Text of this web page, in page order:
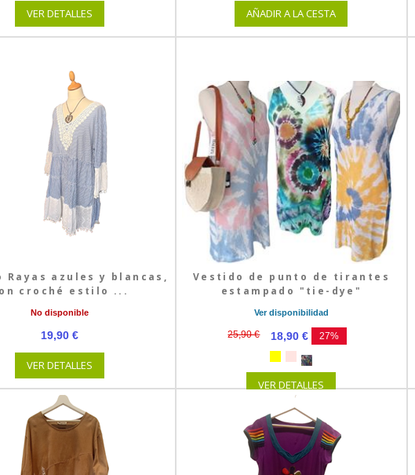
VER DETALLES AÑADIR A LA CESTA
Rayas azules y blancas,
croché estilo ...
No disponible
19,90 €
VER DETALLES
Vestido de punto de tirantes
estampado "tie-dye"
Ver disponibilidad
25,90 € 18,90 € 27%
VER DETALLES